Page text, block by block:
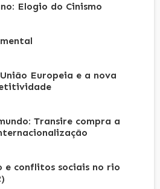
Elogio do Cinismo
Europeia e a nova
Transire compra a
e conflitos sociais no rio